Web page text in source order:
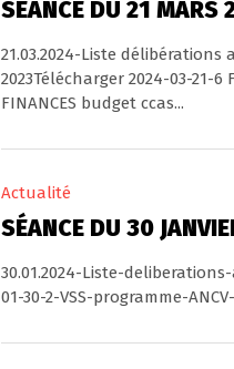
SÉANCE DU 21 MARS
21.03.2024-Liste délibérations
2023Télécharger 2024-03-21-
FINANCES budget ccas...
Actualité
SÉANCE DU 30
30.01.2024-Liste-
01-30-2-VSS-programme-